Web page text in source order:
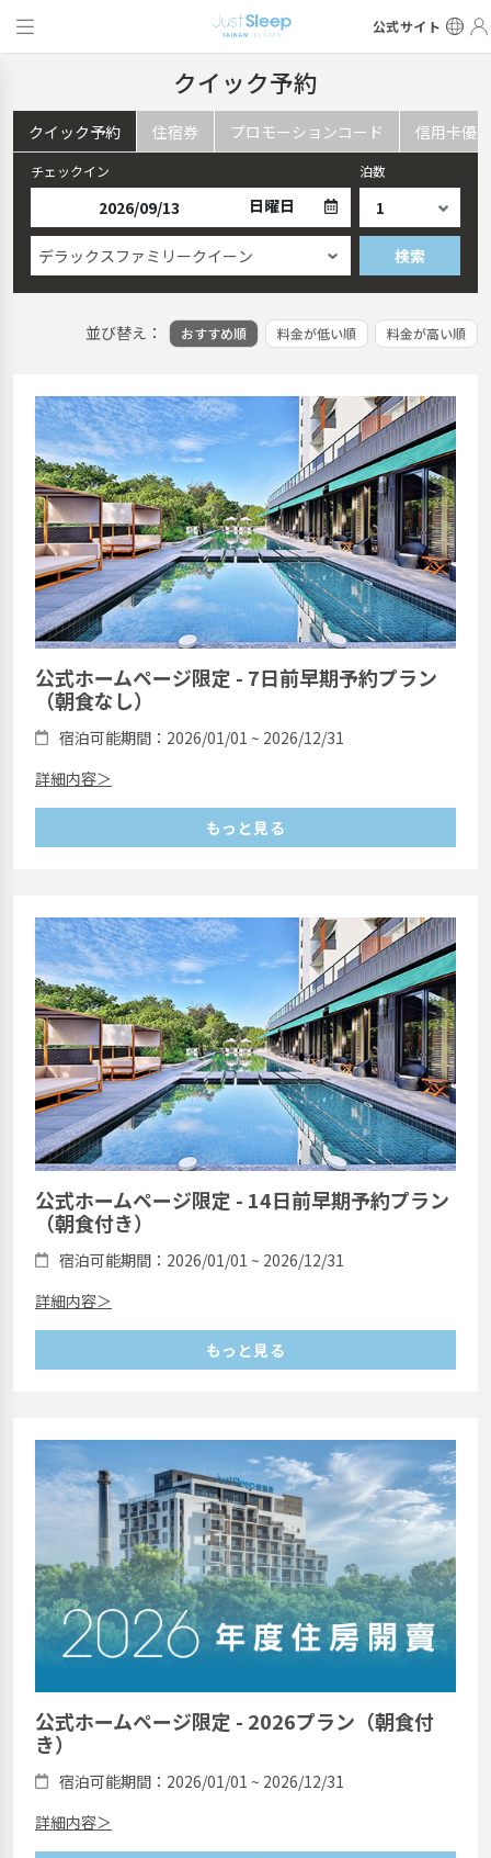
公式サイト
クイック予約
クイック予約 住宿券 プロモーションコード 信用卡優惠
チェックイン
日曜日
泊数
デラックスファミリークイーン 検索
並び替え： おすすめ順 料金が低い順 料金が高い順
公式ホームページ限定 - 7日前早期予約プラン
（朝食なし）
宿泊可能期間：2026/01/01 ~ 2026/12/31
詳細内容＞
もっと見る
公式ホームページ限定 - 14日前早期予約プラン
（朝食付き）
宿泊可能期間：2026/01/01 ~ 2026/12/31
詳細内容＞
もっと見る
公式ホームページ限定 - 2026プラン（朝食付
き）
宿泊可能期間：2026/01/01 ~ 2026/12/31
詳細内容＞